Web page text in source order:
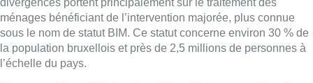
divergences portent principalement sur le traitement des
ménages bénéficiant de l’intervention majorée, plus connue
sous le nom de statut BIM. Ce statut concerne environ 30 % de
la population bruxellois et près de 2,5 millions de personnes à
l’échelle du pays.